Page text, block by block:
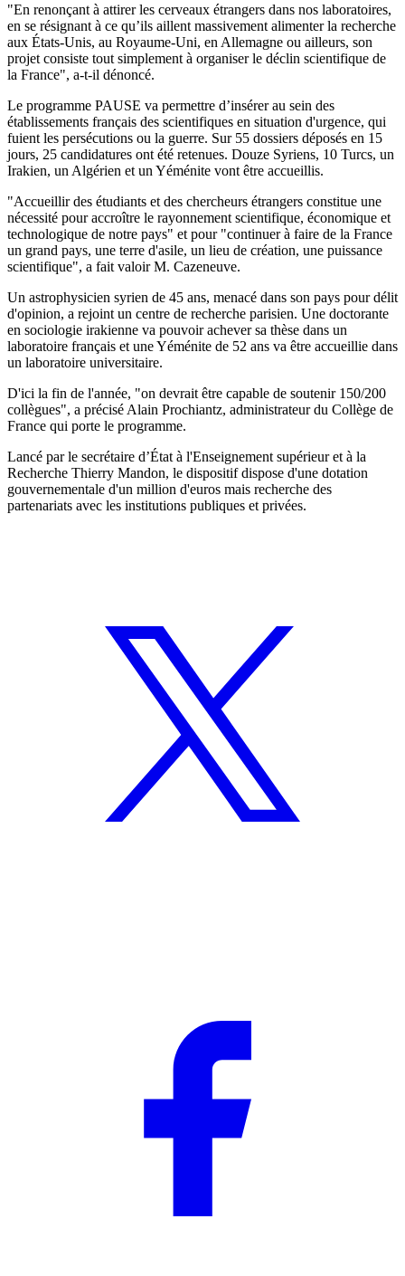
"En renonçant à attirer les cerveaux étrangers dans nos laboratoires,
en se résignant à ce qu’ils aillent massivement alimenter la recherche
aux États-Unis, au Royaume-Uni, en Allemagne ou ailleurs, son
projet consiste tout simplement à organiser le déclin scientifique de
la France", a-t-il dénoncé.
Le programme PAUSE va permettre d’insérer au sein des
établissements français des scientifiques en situation d'urgence, qui
fuient les persécutions ou la guerre. Sur 55 dossiers déposés en 15
jours, 25 candidatures ont été retenues. Douze Syriens, 10 Turcs, un
Irakien, un Algérien et un Yéménite vont être accueillis.
"Accueillir des étudiants et des chercheurs étrangers constitue une
nécessité pour accroître le rayonnement scientifique, économique et
technologique de notre pays" et pour "continuer à faire de la France
un grand pays, une terre d'asile, un lieu de création, une puissance
scientifique", a fait valoir M. Cazeneuve.
Un astrophysicien syrien de 45 ans, menacé dans son pays pour délit
d'opinion, a rejoint un centre de recherche parisien. Une doctorante
en sociologie irakienne va pouvoir achever sa thèse dans un
laboratoire français et une Yéménite de 52 ans va être accueillie dans
un laboratoire universitaire.
D'ici la fin de l'année, "on devrait être capable de soutenir 150/200
collègues", a précisé Alain Prochiantz, administrateur du Collège de
France qui porte le programme.
Lancé par le secrétaire d’État à l'Enseignement supérieur et à la
Recherche Thierry Mandon, le dispositif dispose d'une dotation
gouvernementale d'un million d'euros mais recherche des
partenariats avec les institutions publiques et privées.